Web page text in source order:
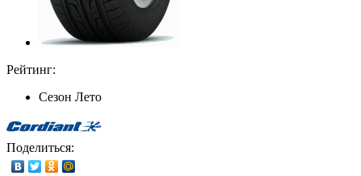
Рейтинг:
Сезон Лето
Поделиться: